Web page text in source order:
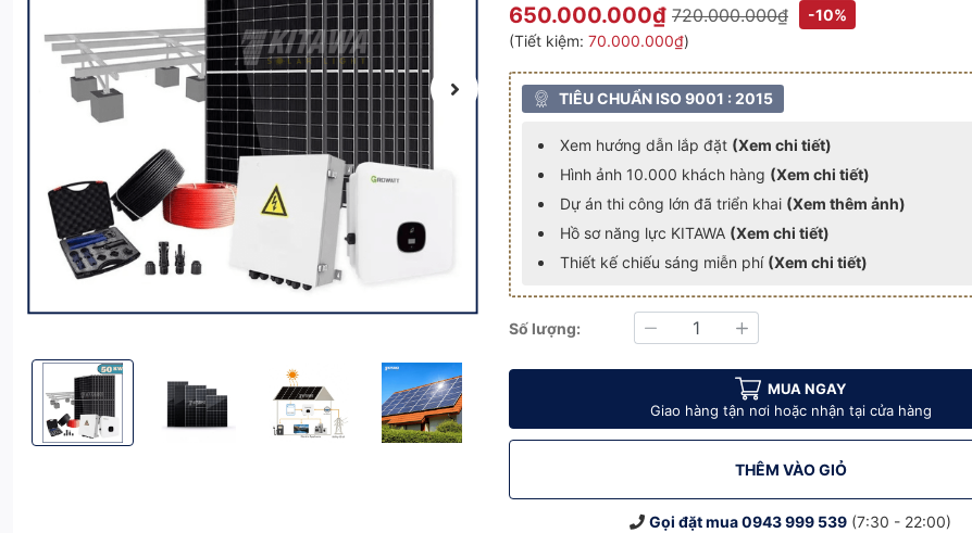
Combo hệ thống điện mặt trời hòa lưới bám tải 3 pha công suất 50KW
Combo hệ thống điện mặt trời hòa lưới bám tải 3 pha công suất 50KW
Combo hệ thống điện mặt trời hòa lưới bám tải 3 pha công suất 50KW
Combo hệ thống điện mặt trời hòa lưới bám tải 3 pha công suất 50KW
Combo hệ thống điện mặt trời hòa lưới bám tải 3 pha công suất
Combo hệ thống điện mặt trời hòa lưới bám tải 3 pha
650.000.000₫ 720.000.000₫
-10%
(Tiết kiệm: 70.000.000₫)
TIÊU CHUẨN ISO 9001 : 2015
Xem hướng dẫn lắp đặt (Xem chi tiết)
Hình ảnh 10.000 khách hàng (Xem chi tiết)
Dự án thi công lớn đã triển khai (Xem thêm ảnh)
Hồ sơ năng lực KITAWA (Xem chi tiết)
Thiết kế chiếu sáng miễn phí (Xem chi tiết)
Số lượng:
Giảm Tăng
MUA NGAY
Giao hàng tận nơi hoặc nhận tại cửa hàng
THÊM VÀO GIỎ
Gọi đặt mua0943 999 539 (7:30 - 22:00)